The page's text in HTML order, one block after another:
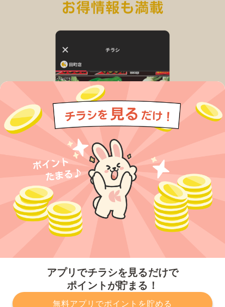
アプリでチラシを見るだけで
ポイントが貯まる！
無料アプリでポイントを貯める